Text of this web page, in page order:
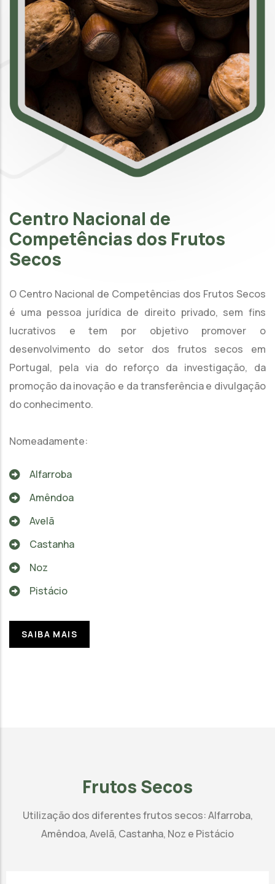
Centro Nacional de
Competências dos Frutos
Secos
O Centro Nacional de Competências dos Frutos Secos
é uma pessoa jurídica de direito privado, sem fins
lucrativos e tem por objetivo promover o
desenvolvimento do setor dos frutos secos em
Portugal, pela via do reforço da investigação, da
promoção da inovação e da transferência e divulgação
do conhecimento.
Nomeadamente:
Alfarroba
Amêndoa
Avelã
Castanha
Noz
Pistácio
SAIBA MAIS
Frutos Secos
Utilização dos diferentes frutos secos: Alfarroba,
Amêndoa, Avelã, Castanha, Noz e Pistácio